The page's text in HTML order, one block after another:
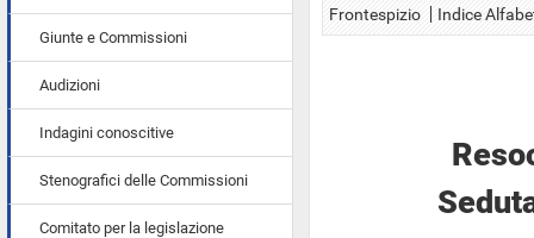
Giunte e Commissioni
Audizioni
Indagini conoscitive
Stenografici delle Commissioni
Comitato per la legislazione
Frontespizio Indice